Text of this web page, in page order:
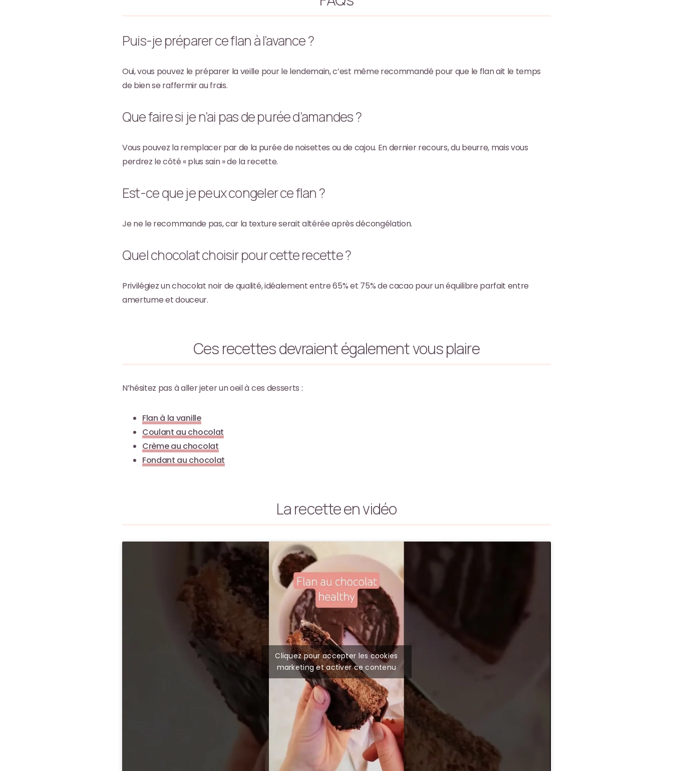
Puis-je préparer ce flan à l’avance ?
Oui, vous pouvez le préparer la veille pour le lendemain, c’est même recommandé pour que le flan ait le temps
de bien se raffermir au frais.
Que faire si je n’ai pas de purée d’amandes ?
Vous pouvez la remplacer par de la purée de noisettes ou de cajou. En dernier recours, du beurre, mais vous
perdrez le côté « plus sain » de la recette.
Est-ce que je peux congeler ce flan ?
Je ne le recommande pas, car la texture serait altérée après décongélation.
Quel chocolat choisir pour cette recette ?
Privilégiez un chocolat noir de qualité, idéalement entre 65% et 75% de cacao pour un équilibre parfait entre
amertume et douceur.
Ces recettes devraient également vous plaire
N’hésitez pas à aller jeter un oeil à ces desserts :
Flan à la vanille
Coulant au chocolat
Crème au chocolat
Fondant au chocolat
La recette en vidéo
Cliquez pour accepter les cookies
marketing et activer ce contenu